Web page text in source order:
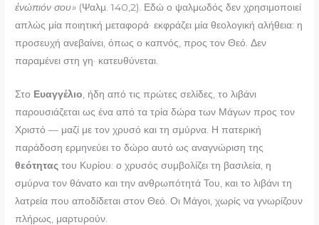
ἐνώπιόν σου» (Ψαλμ. 140,2). Εδώ ο ψαλμωδός δεν χρησιμοποιεί
απλώς μία ποιητική μεταφορά· εκφράζει μία θεολογική αλήθεια: η
προσευχή ανεβαίνει, όπως ο καπνός, προς τον Θεό. Δεν
παραμένει στη γη· κατευθύνεται.
Στο Ευαγγέλιο , ήδη από τις πρώτες σελίδες, το λιβάνι
παρουσιάζεται ως ένα από τα τρία δώρα των Μάγων προς τον
Χριστό — μαζί με τον χρυσό και τη σμύρνα. Η πατερική
παράδοση ερμηνεύει το δώρο αυτό ως αναγνώριση της
θεότητας του Κυρίου: ο χρυσός συμβολίζει τη βασιλεία, η
σμύρνα τον θάνατο και την ανθρωπότητά Του, και το λιβάνι τη
λατρεία που αποδίδεται στον Θεό. Οι Μάγοι, χωρίς να γνωρίζουν
πλήρως, μαρτυρούν.